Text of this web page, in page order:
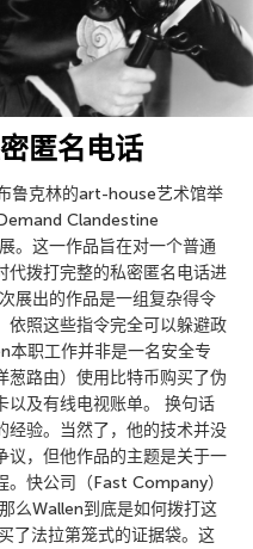
匿名电话
鲁克林的art-house艺术馆举
Clandestine
。这一作品旨在对一个普通
代拨打完整的私密匿名电话进
展出的作品是一组复杂得令
依照这些指令完全可以躲避政
本职工作并非是一名安全专
路由）使用比特币购买了伪
以及有线电视账单。 换句话
经验。当然了，他的技术并没
议，但他作品的主题是关于一
快公司（Fast Company）
么Wallen到底是如何拨打这
了法拉第笼式的证据袋。这